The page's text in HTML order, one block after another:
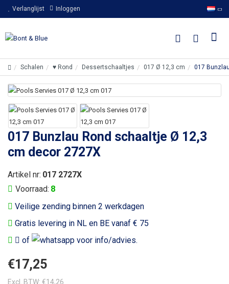
Verlanglijst Inloggen
Schalen ♥ Rond Dessertschaaltjes 017 Ø 12,3 cm 017
017 Bunzlau Rond schaaltje Ø 12,3
cm decor 2727X
Veilige zending binnen 2 werkdagen
Gratis levering in NL en BE vanaf € 75
of
voor info/advies.
Voorraad: 8
Artikel nr: 017 2727X
€17,25
Excl. BTW: €14,26